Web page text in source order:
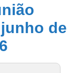
de